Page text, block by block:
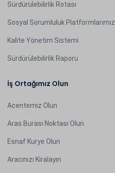
Sürdürülebilirlik Rotası
Sosyal Sorumluluk Platformlarımız
Kalite Yönetim Sistemi
Sürdürülebilirlik Raporu
İş Ortağımız Olun
Acentemiz Olun
Aras Burası Noktası Olun
Esnaf Kurye Olun
Aracınızı Kiralayın